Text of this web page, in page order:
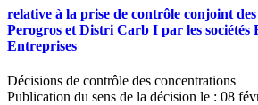
relative à la prise de contrôle conjoint des
Perogros et Distri Carb I par les sociétés
Entreprises
Décisions de contrôle des concentrations
Publication du sens de la décision le : 08